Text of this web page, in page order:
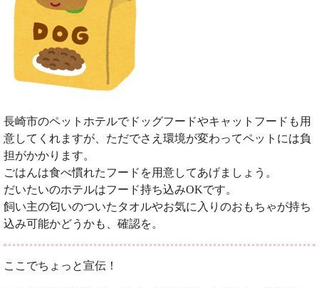
長崎市のペットホテルでドッグフードやキャットフードも用
意してくれますが、ただでさえ環境が変わってペットには負
担がかかります。
ごはんは食べ慣れたフードを用意してあげましょう。
だいたいのホテルはフード持ち込みOKです。
飼い主の匂いのついたタオルやお気に入りのおもちゃが持ち
込み可能かどうかも、確認を。
ここでちょっと宣伝！